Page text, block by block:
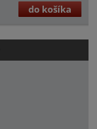
do košíka